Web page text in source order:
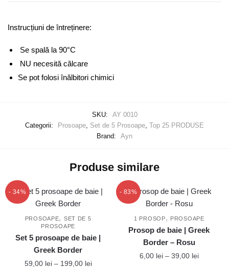
Instrucțiuni de întreținere:
Se spală la 90°C
NU necesită călcare
Se pot folosi înălbitori chimici
SKU:
AY 0010
Categorii:
Prosoape, Set de 5 Prosoape, Top 25 PRODUSE
Brand:
Ayn
Produse similare
- 34%
PROSOAPE, SET DE 5
PROSOAPE
Set 5 prosoape de baie |
Greek Border
59,00 lei – 199,00 leiInterval
- 83%
1 PROSOP, PROSOAPE
Prosop de baie | Greek
Border – Rosu
6,00 lei – 39,00 leiInterval